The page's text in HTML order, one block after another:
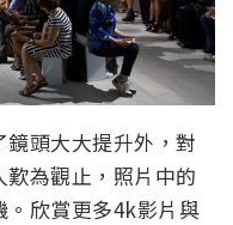
頭大大提升外，對
為觀止，照片中的
欣賞更多4k影片與